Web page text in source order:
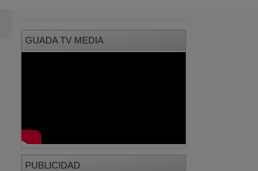
GUADA TV MEDIA
PUBLICIDAD